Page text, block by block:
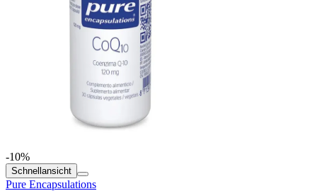
-10%
Schnellansicht
Pure Encapsulations